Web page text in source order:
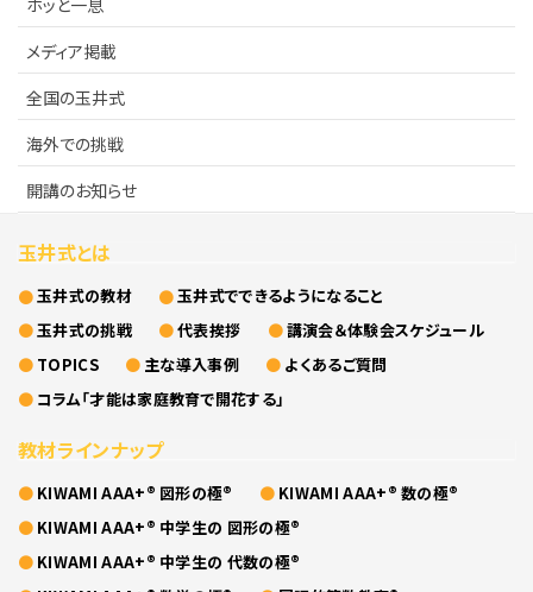
ホッと一息
メディア掲載
全国の玉井式
海外での挑戦
開講のお知らせ
玉井式とは
玉井式の教材
玉井式でできるようになること
玉井式の挑戦
代表挨拶
講演会＆体験会スケジュール
TOPICS
主な導入事例
よくあるご質問
コラム「才能は家庭教育で開花する」
教材ラインナップ
KIWAMI AAA+® 図形の極®
KIWAMI AAA+® 数の極®
KIWAMI AAA+® 中学生の 図形の極®
KIWAMI AAA+® 中学生の 代数の極®